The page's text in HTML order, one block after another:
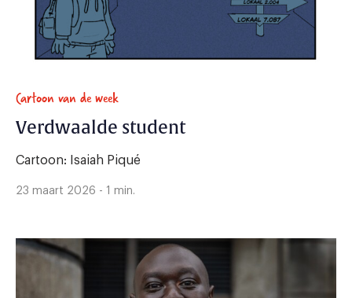
Cartoon van de week
Verdwaalde student
Cartoon: Isaiah Piqué
23 maart 2026 - 1 min.